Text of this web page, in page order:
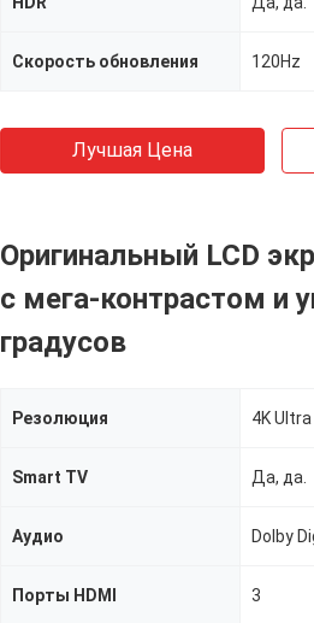
Скорость обновления 120Hz
Лучшая Цена
Оригинальный LCD
с мега-контрастом и
градусов
Резолюция 4K Ultra
Smart TV Да, да.
Аудио Dolby
Порты HDMI 3